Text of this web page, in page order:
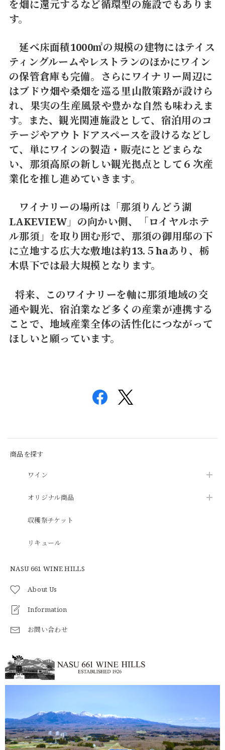
商品を探す
ワイン
オリジナル商品
収穫祭チケット
リキュール
NASU 661 WINE HILLS
About Us
Information
お問い合わせ
を畑に還元するなど循環型の施設でもありま
す。
延べ床面積1000㎡の規模の建物にはテイス
ティングルームやレストランのほかにワイン
の保管倉庫も完備。さらにワイナリー周辺に
はブドウ畑や桑畑を巡る里山散策路が設けら
れ、果実の生産風景や豊かな自然も味わえま
す。また、観光関連施設として、宿泊用のコ
テージやアウトドアスペースを設けるなどし
て、単にワインの製造・販売にとどまらな
い、那須高原の新しい観光拠点として６次産
業化を推し進めていきます。
ワイナリーの場所は「那須りんどう湖
LAKEVIEW」の向かい側、「ロイヤルホテ
ル那須」を取り囲む形で、那須の御用邸の下
に立地する広大な敷地は約13.５haあり、栃
木県下では最大規模となります。
将来、このワイナリーを軸に那須地域の交
通や観光、宿泊業など多くの産業が連携する
ことで、地域産業全体の活性化につながって
ほしいと願っています。